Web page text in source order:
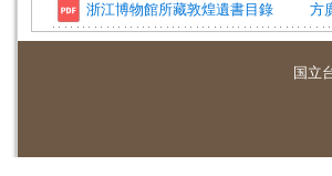
浙江博物館所藏敦煌遺書目錄 方
国立